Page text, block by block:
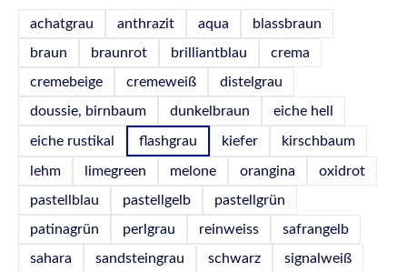
achatgrau anthrazit aqua
blassbraun
braun
braunrot brilliantblau
crema
cremebeige
cremeweiß
distelgrau
doussie, birnbaum
dunkelbraun eiche hell
eiche rustikal flashgrau kiefer kirschbaum
lehm limegreen melone orangina
oxidrot
pastellblau
pastellgelb
pastellgrün
patinagrün
perlgrau reinweiss
safrangelb
sahara
sandsteingrau schwarz
signalweiß